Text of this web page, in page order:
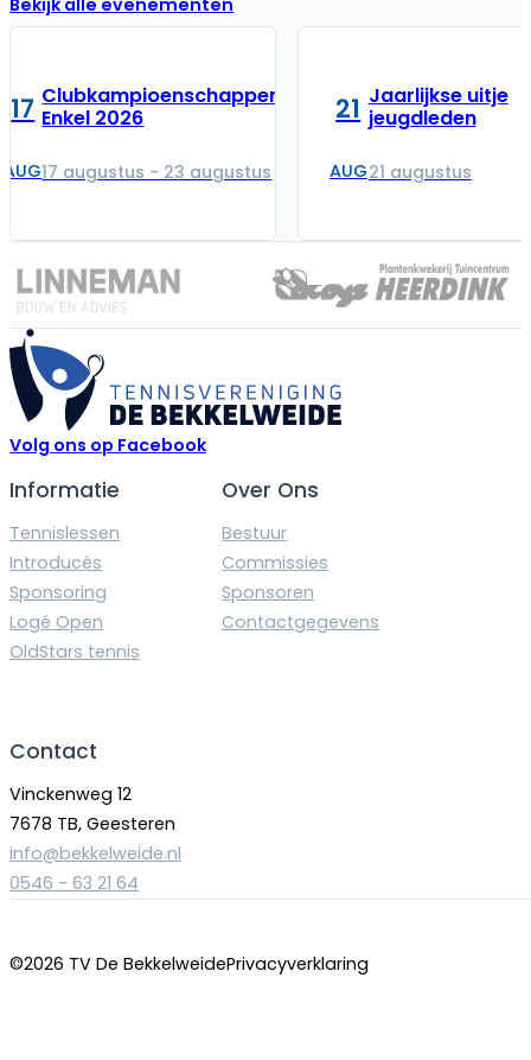
17
AUG
Clubkampioenschappen
Enkel 2026
17 augustus - 23 augustus
21
AUG
Jaarlijkse uitje
jeugdleden
21 augustus
Volg ons op Facebook
Informatie
Tennislessen
Introducés
Sponsoring
Logé Open
OldStars tennis
Over Ons
Bestuur
Commissies
Sponsoren
Contactgegevens
Contact
Vinckenweg 12
7678 TB, Geesteren
info@bekkelweide.nl
0546 - 63 21 64
©2026 TV De BekkelweidePrivacyverklaring